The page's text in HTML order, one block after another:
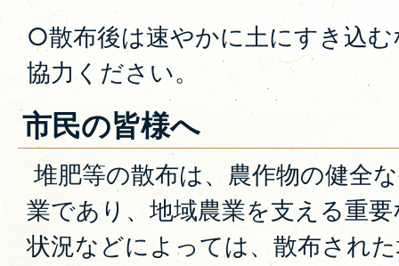
○散布後は速やかに土にすき込
協力ください。
市民の皆様へ
堆肥等の散布は、農作物の健全
業であり、地域農業を支える重
状況などによっては、散布され